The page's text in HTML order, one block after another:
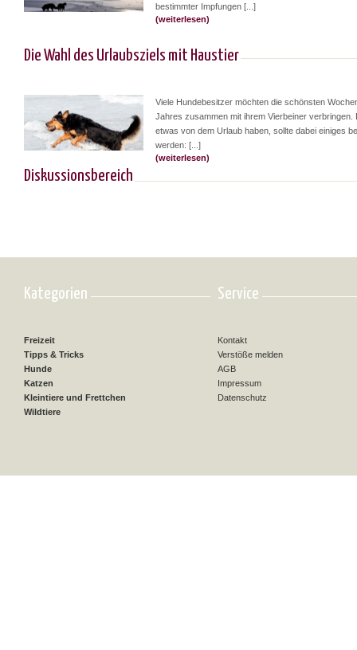
bestimmter Impfungen [...]
(weiterlesen)
Die Wahl des Urlaubsziels mit Haustier
Viele Hundebesitzer möchten die schönsten
Jahres zusammen mit ihrem Vierbeiner verbringen.
etwas von dem Urlaub haben, sollte dabei einiges
werden: [...]
(weiterlesen)
Diskussionsbereich
Kategorien
Freizeit
Tipps & Tricks
Hunde
Katzen
Kleintiere und Frettchen
Wildtiere
Service
Kontakt
Verstöße melden
AGB
Impressum
Datenschutz